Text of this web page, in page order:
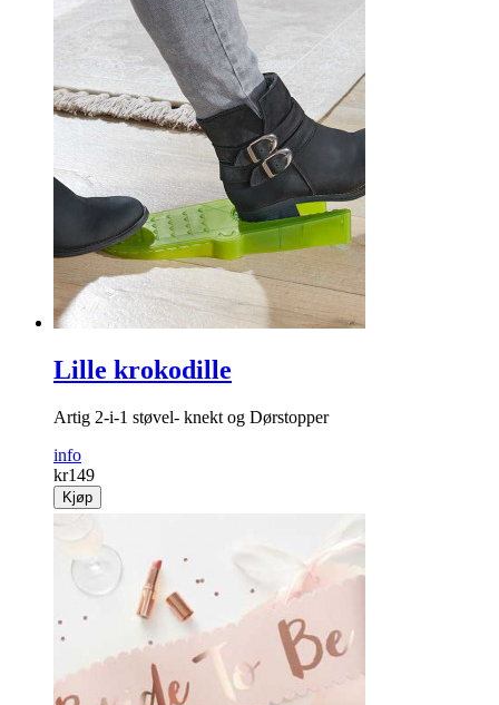
Lille krokodille
Artig 2-i-1 støvel- knekt og Dørstopper
info
kr149
Kjøp